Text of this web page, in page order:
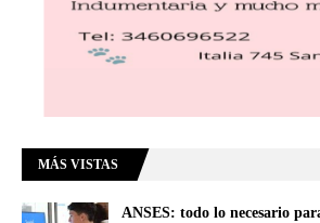
MÁS VISTAS
ANSES: todo lo necesario